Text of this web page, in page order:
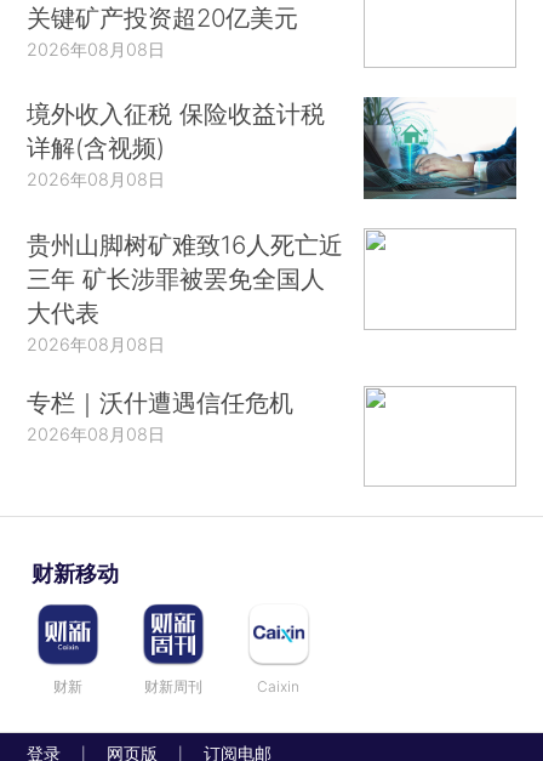
关键矿产投资超20亿美元
2026年08月08日
境外收入征税 保险收益计税
详解(含视频)
2026年08月08日
贵州山脚树矿难致16人死亡近
三年 矿长涉罪被罢免全国人
大代表
2026年08月08日
专栏｜沃什遭遇信任危机
2026年08月08日
财新移动
财新 财新周刊 Caixin
登录 网页版 订阅电邮